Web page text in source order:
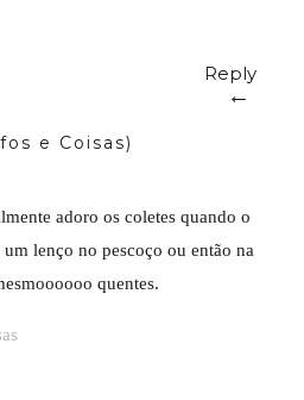
e Coisas)
Reply
←
adoro os coletes quando o
lenço no pescoço ou então na
quentes.